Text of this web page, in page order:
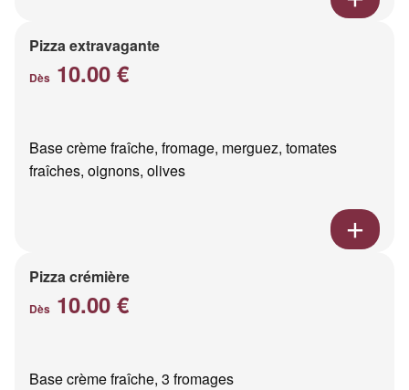
Pizza extravagante
Dès 10.00 €
Base crème fraîche, fromage, merguez, tomates
fraîches, oignons, olives
Pizza crémière
Dès 10.00 €
Base crème fraîche, 3 fromages